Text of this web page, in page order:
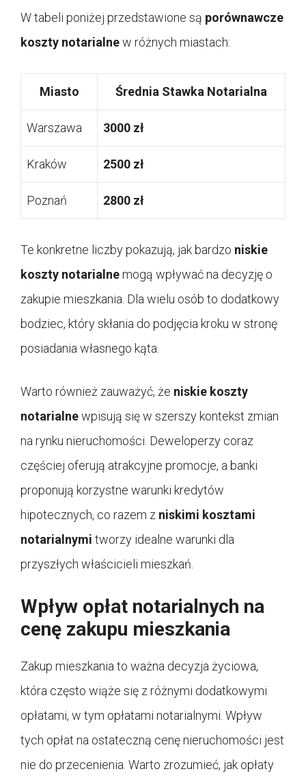
W tabeli poniżej przedstawione są porównawcze
koszty notarialnew różnych miastach:
Miasto Średnia Stawka Notarialna
Warszawa 3000 zł
Kraków 2500 zł
Poznań 2800 zł
Te konkretne liczby pokazują, jak bardzo niskie
koszty notarialnemogą wpływać na decyzję o
zakupie mieszkania. Dla wielu osób to dodatkowy
bodziec, który skłania do podjęcia kroku w stronę
posiadania własnego kąta.
Warto również zauważyć, że niskie koszty
notarialnewpisują się w szerszy kontekst zmian
na rynku nieruchomości. Deweloperzy coraz
częściej oferują atrakcyjne promocje, a banki
proponują korzystne warunki kredytów
hipotecznych, co razem z niskimi kosztami
notarialnymi tworzy idealne warunki dla
przyszłych właścicieli mieszkań.
Wpływ opłat notarialnych na
cenę zakupu mieszkania
Zakup mieszkania to ważna decyzja życiowa,
która często wiąże się z różnymi dodatkowymi
opłatami, w tym opłatami notarialnymi. Wpływ
tych opłat na ostateczną cenę nieruchomości jest
nie do przecenienia. Warto zrozumieć, jak opłaty